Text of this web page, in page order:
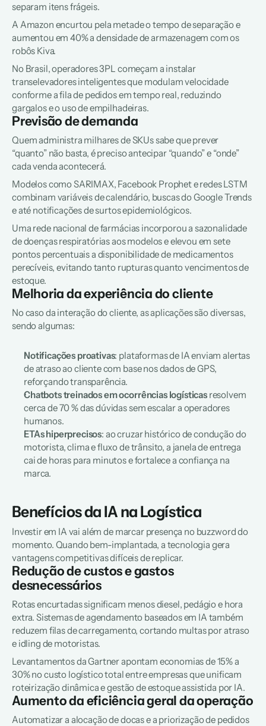
separam itens frágeis.
A Amazon encurtou pela metade o tempo de separação e
aumentou em 40% a densidade de armazenagem com os
robôs Kiva.
No Brasil, operadores 3PL começam a instalar
transelevadores inteligentes que modulam velocidade
conforme a fila de pedidos em tempo real, reduzindo
gargalos e o uso de empilhadeiras.
Previsão de demanda
Quem administra milhares de SKUs sabe que prever
“quanto” não basta, é preciso antecipar “quando” e “onde”
cada venda acontecerá.
Modelos como SARIMAX, Facebook Prophet e redes LSTM
combinam variáveis de calendário, buscas do Google Trends
e até notificações de surtos epidemiológicos.
Uma rede nacional de farmácias incorporou a sazonalidade
de doenças respiratórias aos modelos e elevou em sete
pontos percentuais a disponibilidade de medicamentos
perecíveis, evitando tanto rupturas quanto vencimentos de
estoque.
Melhoria da experiência do cliente
No caso da interação do cliente, as aplicações são diversas,
sendo algumas:
Notificações proativas: plataformas de IA enviam alertas
de atraso ao cliente com base nos dados de GPS,
reforçando transparência.
Chatbots treinados em ocorrências logísticas resolvem
cerca de 70 % das dúvidas sem escalar a operadores
humanos.
ETAs hiperprecisos: ao cruzar histórico de condução do
motorista, clima e fluxo de trânsito, a janela de entrega
cai de horas para minutos e fortalece a confiança na
marca.
Benefícios da IA na Logística
Investir em IA vai além de marcar presença no buzzword do
momento. Quando bem-implantada, a tecnologia gera
vantagens competitivas difíceis de replicar.
Redução de custos e gastos
desnecessários
Rotas encurtadas significam menos diesel, pedágio e hora
extra. Sistemas de agendamento baseados em IA também
reduzem filas de carregamento, cortando multas por atraso
e idling de motoristas.
Levantamentos da Gartner apontam economias de 15% a
30% no custo logístico total entre empresas que unificam
roteirização dinâmica e gestão de estoque assistida por IA.
Aumento da eficiência geral da operação
Automatizar a alocação de docas e a priorização de pedidos